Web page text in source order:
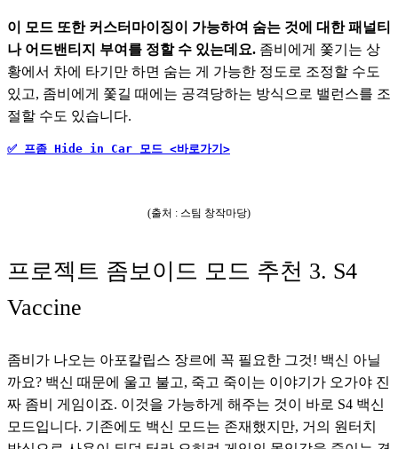
이 모드 또한 커스터마이징이 가능하여 숨는 것에 대한 패널티
나 어드밴티지 부여를 정할 수 있는데요. 좀비에게 쫓기는 상
황에서 차에 타기만 하면 숨는 게 가능한 정도로 조정할 수도
있고, 좀비에게 쫓길 때에는 공격당하는 방식으로 밸런스를 조
절할 수도 있습니다.
✅ 프좀 Hide in Car 모드 <바로가기>
(출처 : 스팀 창작마당)
프로젝트 좀보이드 모드 추천 3. S4
Vaccine
좀비가 나오는 아포칼립스 장르에 꼭 필요한 그것! 백신 아닐
까요? 백신 때문에 울고 불고, 죽고 죽이는 이야기가 오가야 진
짜 좀비 게임이죠. 이것을 가능하게 해주는 것이 바로 S4 백신
모드입니다. 기존에도 백신 모드는 존재했지만, 거의 원터치